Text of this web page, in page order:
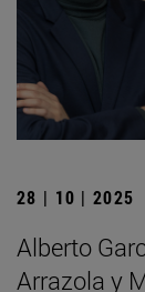
28 | 10 | 2025
Alberto
Arrazola y